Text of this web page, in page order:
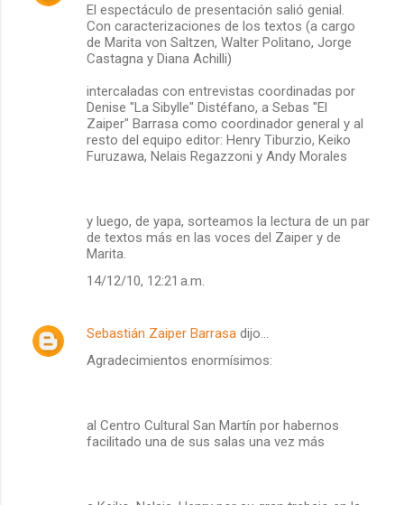
El espectáculo de presentación salió genial.
Con caracterizaciones de los textos (a cargo
de Marita von Saltzen, Walter Politano, Jorge
Castagna y Diana Achilli)
intercaladas con entrevistas coordinadas por
Denise "La Sibylle" Distéfano, a Sebas "El
Zaiper" Barrasa como coordinador general y al
resto del equipo editor: Henry Tiburzio, Keiko
Furuzawa, Nelais Regazzoni y Andy Morales
y luego, de yapa, sorteamos la lectura de un par
de textos más en las voces del Zaiper y de
Marita.
14/12/10, 12:21 a.m.
Sebastián Zaiper Barrasa dijo…
Agradecimientos enormísimos:
al Centro Cultural San Martín por habernos
facilitado una de sus salas una vez más